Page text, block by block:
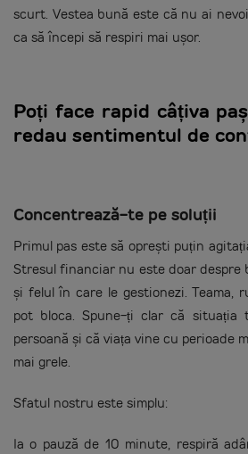
scurt. Vestea bună este că nu ai
ca să începi să respiri mai ușor.
Poți face rapid câțiva
redau sentimentul de
Concentrează-te pe soluții
Primul pas este să oprești puțin
Stresul financiar nu este doar despre
și felul în care le gestionezi. Teama,
pot bloca. Spune-ți clar că
persoană și că viața vine cu perioade
mai grele.
Sfatul nostru este simplu:
Ia o pauză de 10 minute, respiră